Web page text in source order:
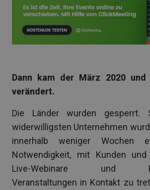
Dann kam der März 2020
verändert.
Die Länder wurden gesperrt.
widerwilligsten Unternehmen
innerhalb weniger Wochen
Notwendigkeit, mit Kunden
Live-Webinare und
Veranstaltungen in Kontakt zu